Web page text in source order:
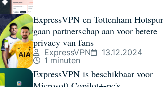
ExpressVPN en Tottenham Hotspur
gaan partnerschap aan voor betere
privacy van fans
ExpressVPN
13.12.2024
1 minuten
ExpressVPN is beschikbaar voor